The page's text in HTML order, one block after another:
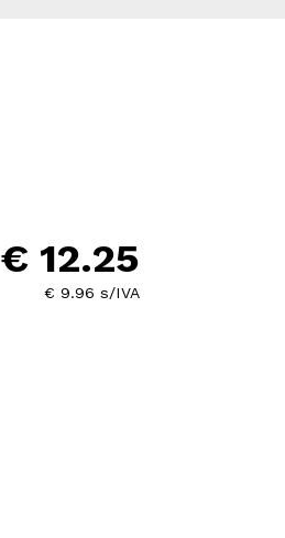
€ 12.25
€ 9.96 s/IVA